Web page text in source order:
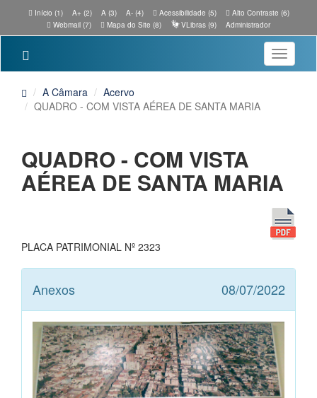
Início (1) A+ (2) A (3) A- (4) Acessibilidade (5)
Alto Contraste (6)
Webmail (7)
Mapa do Site (8) VLibras (9) Administrador
Toggle
A Câmara
Acervo
QUADRO - COM VISTA AÉREA DE SANTA MARIA
QUADRO - COM VISTA
AÉREA DE SANTA MARIA
PLACA PATRIMONIAL Nº 2323
Anexos 08/07/2022